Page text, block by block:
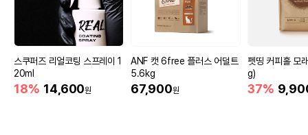
스쿠퍼즈 리얼코팅 스프레이 1
20ml
18% 14,600원
ANF 캣 6free 플러스 어덜트
5.6kg
67,900원
펫띵 커피홀 모
g)
37%